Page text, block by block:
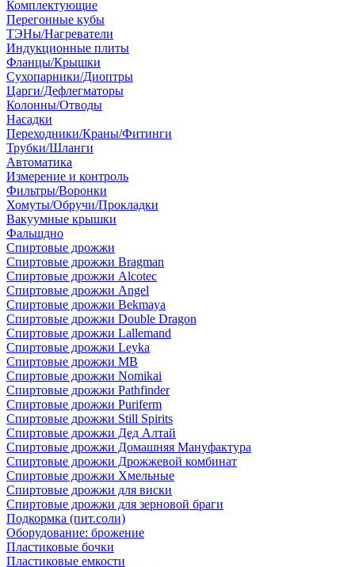
Комплектующие
Перегонные кубы
ТЭНы/Нагреватели
Индукционные плиты
Фланцы/Крышки
Сухопарники/Диоптры
Царги/Дефлегматоры
Колонны/Отводы
Насадки
Переходники/Краны/Фитинги
Трубки/Шланги
Автоматика
Измерение и контроль
Фильтры/Воронки
Хомуты/Обручи/Прокладки
Вакуумные крышки
Фальшдно
Спиртовые дрожжи
Спиртовые дрожжи Bragman
Спиртовые дрожжи Alcotec
Спиртовые дрожжи Angel
Спиртовые дрожжи Bekmaya
Спиртовые дрожжи Double Dragon
Спиртовые дрожжи Lallemand
Спиртовые дрожжи Leyka
Спиртовые дрожжи MB
Спиртовые дрожжи Nomikai
Спиртовые дрожжи Pathfinder
Спиртовые дрожжи Puriferm
Спиртовые дрожжи Still Spirits
Спиртовые дрожжи Дед Алтай
Спиртовые дрожжи Домашняя Мануфактура
Спиртовые дрожжи Дрожжевой комбинат
Спиртовые дрожжи Хмельные
Спиртовые дрожжи для виски
Спиртовые дрожжи для зерновой браги
Подкормка (пит.соли)
Оборудование: брожение
Пластиковые бочки
Пластиковые емкости